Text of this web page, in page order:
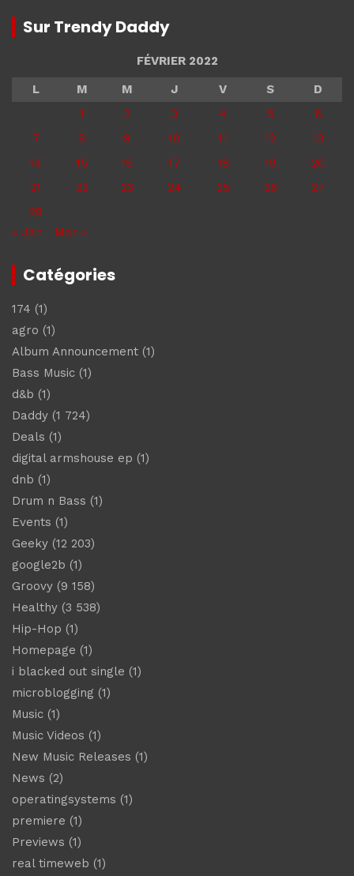
Sur Trendy Daddy
FÉVRIER 2022
L
M M J V S
D
1
2 3 4 5
6
7
8 9 10 11 12
13
14
15 16 17 18 19
20
21
22 23 24 25 26
27
28
« Jan
Mar »
Catégories
174 (1)
agro (1)
Album Announcement (1)
Bass Music (1)
d&b (1)
Daddy (1 724)
Deals (1)
digital armshouse ep (1)
dnb (1)
Drum n Bass (1)
Events (1)
Geeky (12 203)
google2b (1)
Groovy (9 158)
Healthy (3 538)
Hip-Hop (1)
Homepage (1)
i blacked out single (1)
microblogging (1)
Music (1)
Music Videos (1)
New Music Releases (1)
News (2)
operatingsystems (1)
premiere (1)
Previews (1)
real timeweb (1)